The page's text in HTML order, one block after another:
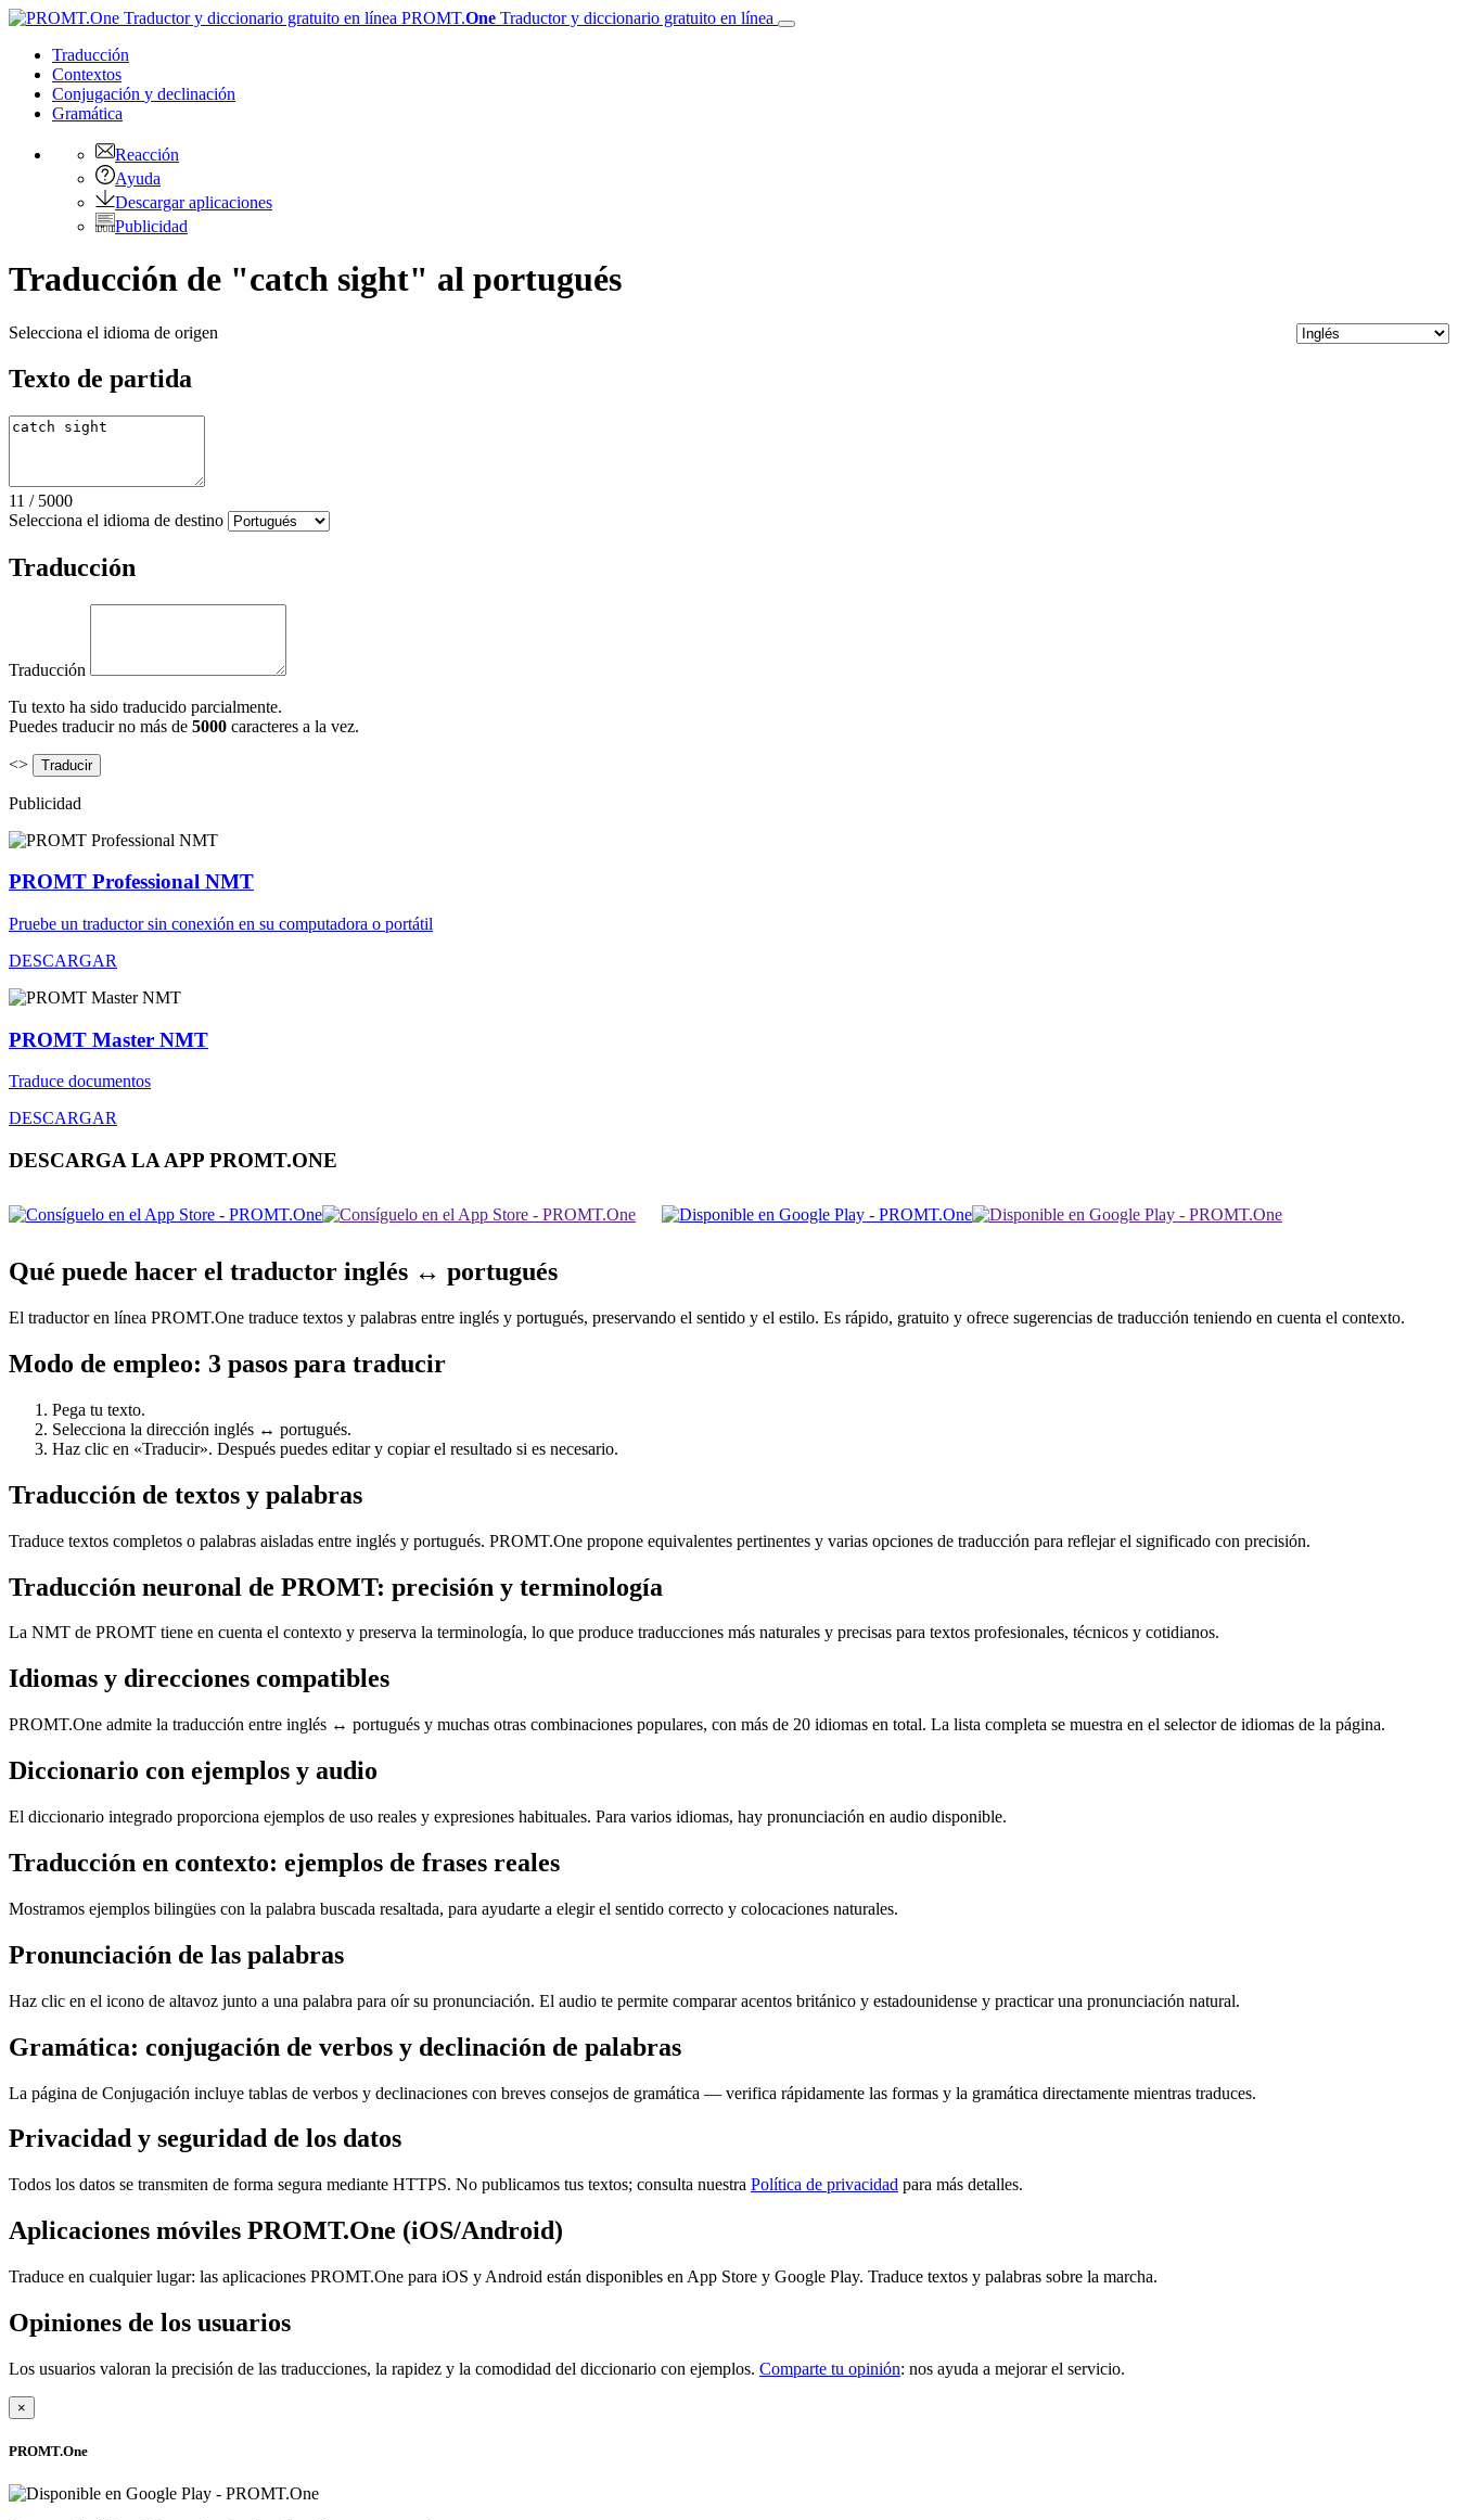
PROMT.One Traductor y diccionario gratuito en línea
Traducción
Contextos
Conjugación y declinación
Gramática
Reacción
Ayuda
Descargar aplicaciones
Publicidad
Traducción de "catch sight" al portugués
Selecciona el idioma de origen
Texto de partida
11 / 5000
Selecciona el idioma de destino
Traducción
Traducción
Tu texto ha sido traducido parcialmente.
Puedes traducir no más de 5000 caracteres a la vez.
<>
Publicidad
PROMT Professional NMT
Pruebe un traductor sin conexión en su computadora o portátil
DESCARGAR
PROMT Master NMT
Traduce documentos
DESCARGAR
DESCARGA LA APP PROMT.ONE
Qué puede hacer el traductor inglés ↔ portugués
El traductor en línea PROMT.One traduce textos y palabras entre inglés y portugués, preservando el sentido y el estilo. Es rápido, gratuito y ofrece sugerencias de traducción teniendo en cuenta el contexto.
Modo de empleo: 3 pasos para traducir
Pega tu texto.
Selecciona la dirección inglés ↔ portugués.
Haz clic en «Traducir». Después puedes editar y copiar el resultado si es necesario.
Traducción de textos y palabras
Traduce textos completos o palabras aisladas entre inglés y portugués. PROMT.One propone equivalentes pertinentes y varias opciones de traducción para reflejar el significado con precisión.
Traducción neuronal de PROMT: precisión y terminología
La NMT de PROMT tiene en cuenta el contexto y preserva la terminología, lo que produce traducciones más naturales y precisas para textos profesionales, técnicos y cotidianos.
Idiomas y direcciones compatibles
PROMT.One admite la traducción entre inglés ↔ portugués y muchas otras combinaciones populares, con más de 20 idiomas en total. La lista completa se muestra en el selector de idiomas de la página.
Diccionario con ejemplos y audio
El diccionario integrado proporciona ejemplos de uso reales y expresiones habituales. Para varios idiomas, hay pronunciación en audio disponible.
Traducción en contexto: ejemplos de frases reales
Mostramos ejemplos bilingües con la palabra buscada resaltada, para ayudarte a elegir el sentido correcto y colocaciones naturales.
Pronunciación de las palabras
Haz clic en el icono de altavoz junto a una palabra para oír su pronunciación. El audio te permite comparar acentos británico y estadounidense y practicar una pronunciación natural.
Gramática: conjugación de verbos y declinación de palabras
La página de Conjugación incluye tablas de verbos y declinaciones con breves consejos de gramática — verifica rápidamente las formas y la gramática directamente mientras traduces.
Privacidad y seguridad de los datos
Todos los datos se transmiten de forma segura mediante HTTPS. No publicamos tus textos; consulta nuestra Política de privacidad para más detalles.
Aplicaciones móviles PROMT.One (iOS/Android)
Traduce en cualquier lugar: las aplicaciones PROMT.One para iOS y Android están disponibles en App Store y Google Play. Traduce textos y palabras sobre la marcha.
Opiniones de los usuarios
Los usuarios valoran la precisión de las traducciones, la rapidez y la comodidad del diccionario con ejemplos. Comparte tu opinión: nos ayuda a mejorar el servicio.
×
PROMT.One